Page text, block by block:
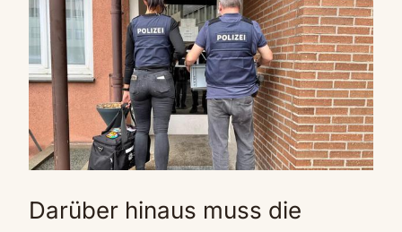
Darüber hinaus muss die